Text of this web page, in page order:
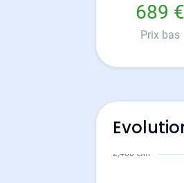
689 €
Prix bas